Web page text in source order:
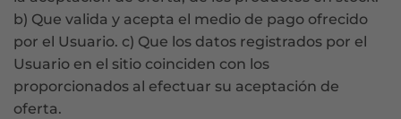
b) Que valida y acepta el medio de pago ofrecido
por el Usuario. c) Que los datos registrados por el
Usuario en el sitio coinciden con los
proporcionados al efectuar su aceptación de
oferta.